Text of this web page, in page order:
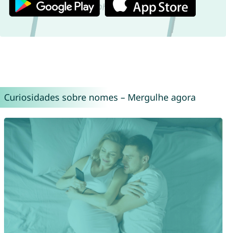
Curiosidades sobre nomes – Mergulhe agora